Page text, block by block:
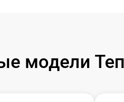
модели